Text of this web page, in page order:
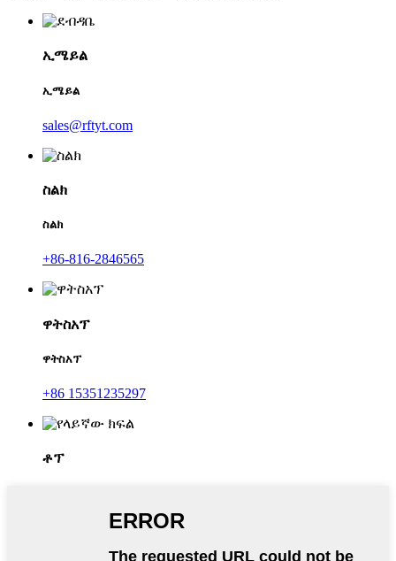
ኢሜይል
ኢሜይል
sales@rftyt.com
ስልክ
ስልክ
+86-816-2846565
ዋትስአፕ
ዋትስአፕ
+86 15351235297
ቶፕ